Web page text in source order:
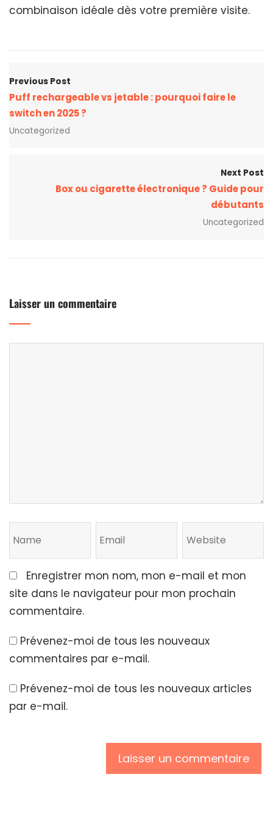
combinaison idéale dès votre première visite.
Previous Post
Puff rechargeable vs jetable : pourquoi faire le
switch en 2025 ?
Uncategorized
Next Post
Box ou cigarette électronique ? Guide pour
débutants
Uncategorized
Laisser un commentaire
Enregistrer mon nom, mon e-mail et mon
site dans le navigateur pour mon prochain
commentaire.
Prévenez-moi de tous les nouveaux
commentaires par e-mail.
Prévenez-moi de tous les nouveaux articles
par e-mail.